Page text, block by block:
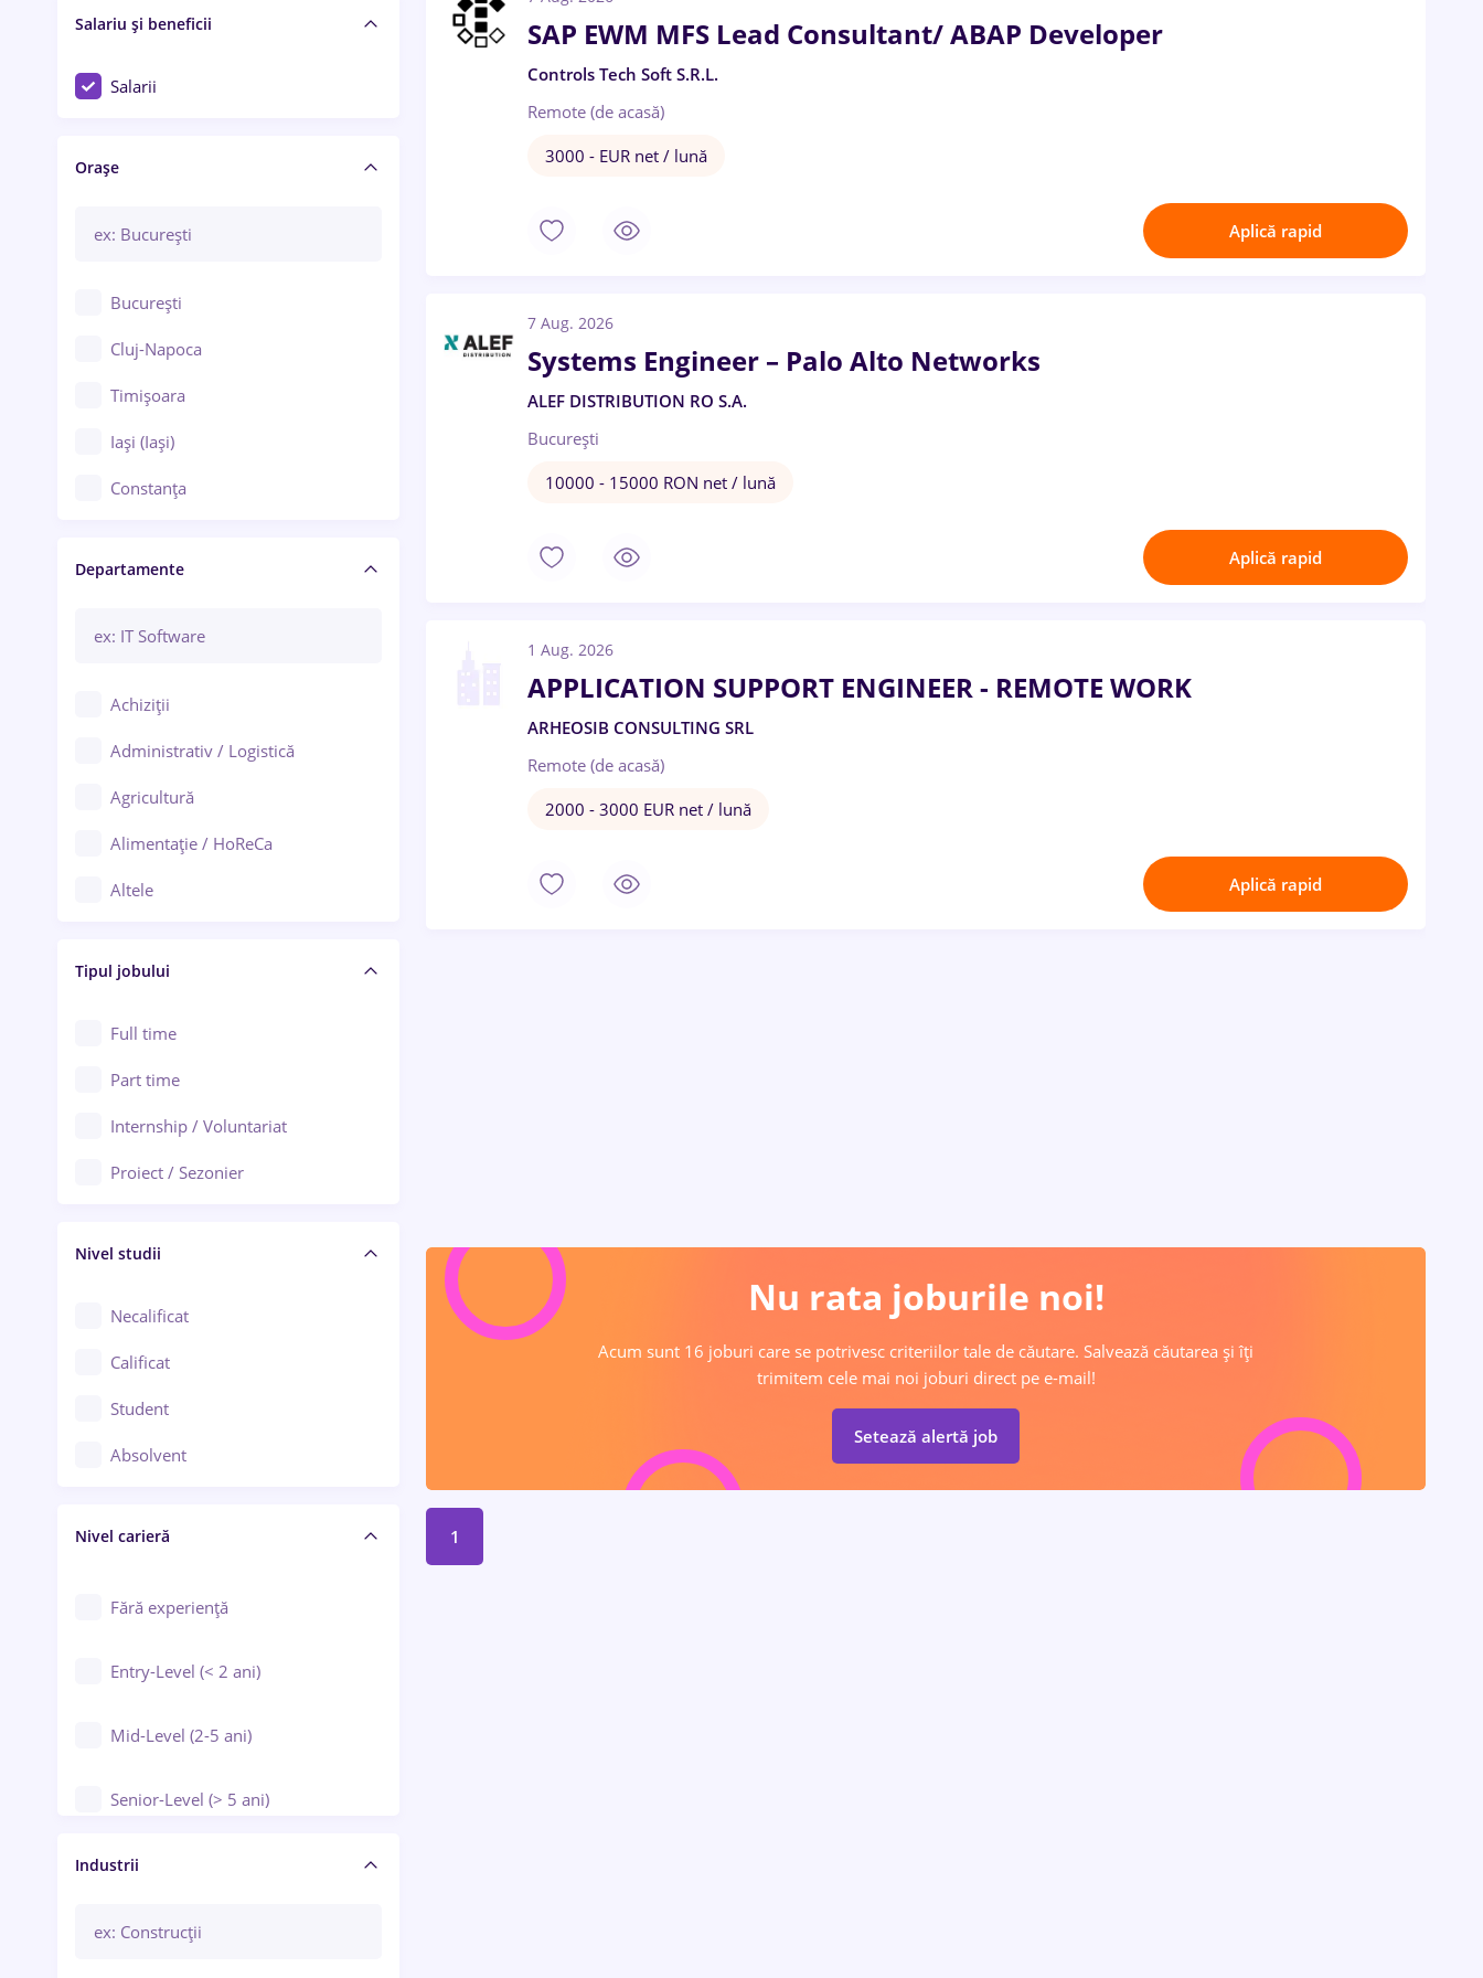
Salariu și beneficii
Salarii
Orașe
București
Cluj-Napoca
Timișoara
Iași (Iași)
Constanța
Brașov
Bacău
Galați (Galați)
Ploiești
Arad
Baia Mare
Bârlad
Bistrița (Bistrița-Năsăud)
Departamente
Achiziții
Administrativ / Logistică
Agricultură
Alimentație / HoReCa
Altele
Asigurări
Au pair / Babysitter / Curățenie
Audit / Consultanță
Auto / Echipamente
Automatizări
Cercetare - dezvoltare
Chimie / Biochimie
Confecții / Design vestimentar
Construcții / Instalații
Controlul calității
Educație / Training / Arte
Tipul jobului
Full time
Part time
Internship / Voluntariat
Proiect / Sezonier
Nivel studii
Necalificat
Calificat
Student
Absolvent
Nivel carieră
Fără experiență
Entry-Level (< 2 ani)
Mid-Level (2-5 ani)
Senior-Level (> 5 ani)
Manager / Executiv
Industrii
SAP EWM MFS Lead Consultant/ ABAP Developer
Controls Tech Soft S.R.L.
Remote (de acasă)
3000 - EUR net / lună
Aplică rapid
7 Aug. 2026
Systems Engineer – Palo Alto Networks
ALEF DISTRIBUTION RO S.A.
București
10000 - 15000 RON net / lună
Aplică rapid
1 Aug. 2026
APPLICATION SUPPORT ENGINEER - REMOTE WORK
ARHEOSIB CONSULTING SRL
Remote (de acasă)
2000 - 3000 EUR net / lună
Aplică rapid
Nu rata joburile noi!
Acum sunt 16 joburi care se potrivesc criteriilor tale de căutare. Salvează căutarea și îți
trimitem cele mai noi joburi direct pe e-mail!
Setează alertă job
1